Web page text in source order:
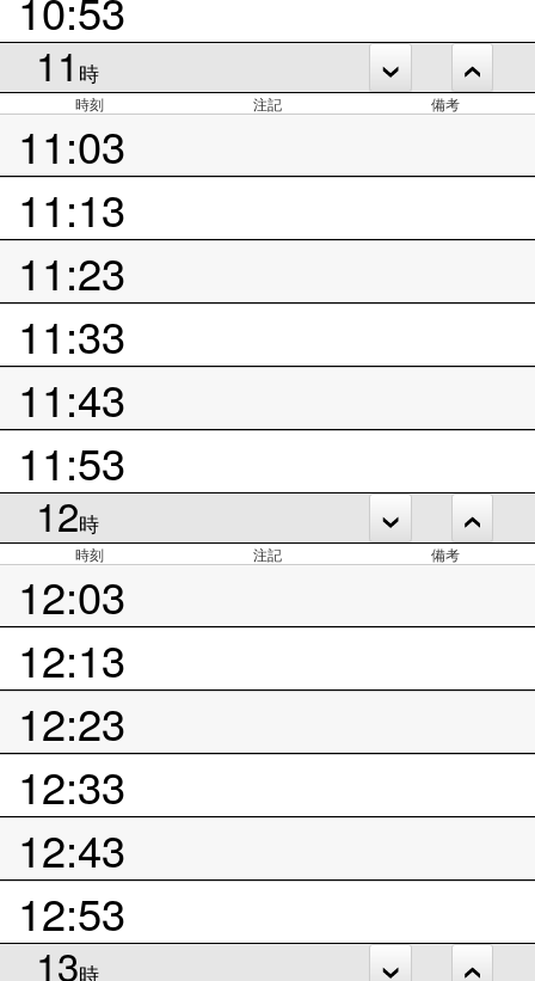
11 時
時刻 注記 備考
11:03
11:13
11:23
11:33
11:43
11:53
12時
時刻 注記 備考
12:03
12:13
12:23
12:33
12:43
12:53
13時